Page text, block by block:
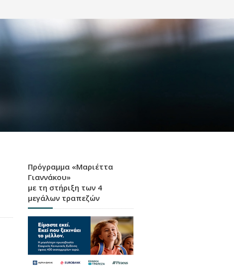
Πρόγραμμα «Μαριέττα
Γιαννάκου»
με τη στήριξη των 4
μεγάλων τραπεζών